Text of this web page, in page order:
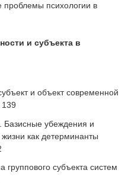
психологии в
и субъекта в
и объект современной
Базисные убеждения и
как детерминанты
субъекта систем